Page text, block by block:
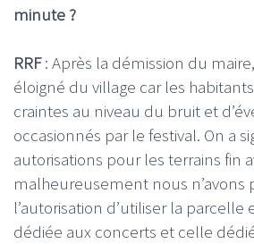
minute ?
RRF: Après la démission du
éloigné du village car les
craintes au niveau du bruit et
occasionnés par le festival. On a
autorisations pour les terrains fin
malheureusement nous n’avons
l’autorisation d’utiliser la parcelle
dédiée aux concerts et celle